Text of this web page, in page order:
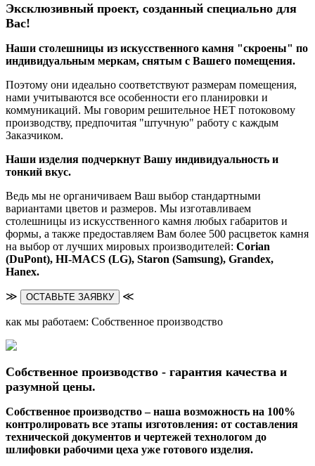
Эксклюзивный проект, созданный специально для
Вас!
Наши столешницы из искусственного камня "скроены" по
индивидуальным меркам, снятым с Вашего помещения.
Поэтому они идеально соответствуют размерам помещения,
нами учитываются все особенности его планировки и
коммуникаций. Мы говорим решительное НЕТ потоковому
производству, предпочитая "штучную" работу с каждым
Заказчиком.
Наши изделия подчеркнут Вашу индивидуальность и
тонкий вкус.
Ведь мы не органичиваем Ваш выбор стандартными
вариантами цветов и размеров. Мы изготавливаем
столешницы из искусственного камня любых габаритов и
формы, а также предоставляем Вам более 500 расцветок камня
на выбор от лучших мировых производителей: Corian
(DuPont), HI-MACS (LG), Staron (Samsung), Grandex,
Hanex.
≫ ОСТАВЬТЕ ЗАЯВКУ ≪
как мы работаем: Собственное производство
Собственное производство - гарантия качества и
разумной цены.
Собственное производство – наша возможность на 100%
контролировать все этапы изготовления: от составления
технической документов и чертежей технологом до
шлифовки рабочими цеха уже готового изделия.